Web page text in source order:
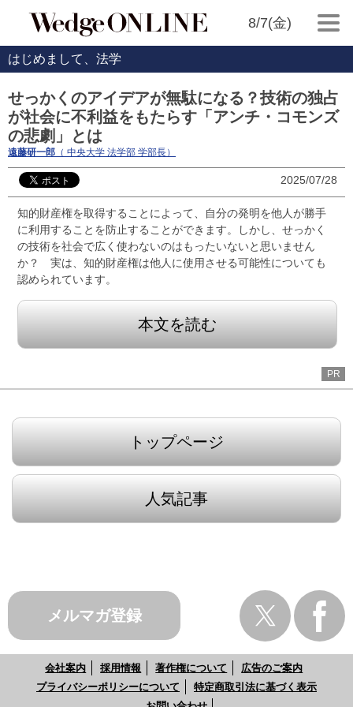
8/7(金)
はじめまして、法学
せっかくのアイデアが無駄になる？技術の独占
が社会に不利益をもたらす「アンチ・コモンズ
の悲劇」とは
遠藤研一郎 （ 中央大学 法学部 学部長）
2025/07/28
知的財産権を取得することによって、自分の発明を他人が勝手
に利用することを防止することができます。しかし、せっかく
の技術を社会で広く使わないのはもったいないと思いません
か？ 実は、知的財産権は他人に使用させる可能性についても
認められています。
本文を読む
PR
トップページ
人気記事
メルマガ登録
会社案内 採用情報 著作権について
広告のご案内
プライバシーポリシーについて
特定商取引法に基づく表示